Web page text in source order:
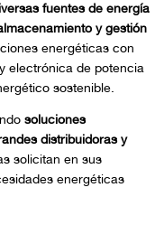
fuentes de energía
y gestión
energéticas con
electrónica de potencia
sostenible.
soluciones
distribuidoras y
solicitan en sus
energéticas